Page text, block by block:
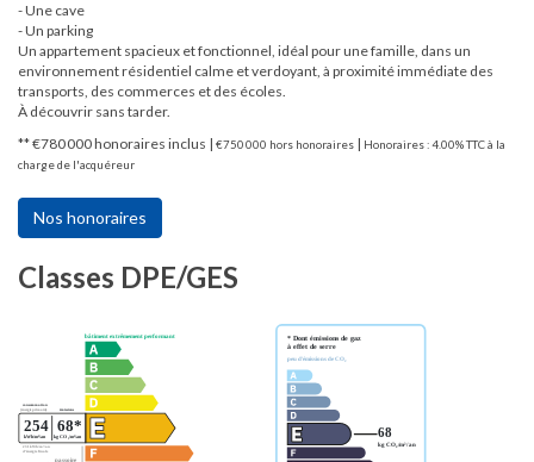
- Une cave
- Un parking
Un appartement spacieux et fonctionnel, idéal pour une famille, dans un
environnement résidentiel calme et verdoyant, à proximité immédiate des
transports, des commerces et des écoles.
À découvrir sans tarder.
** €780 000honoraires inclus | €750 000 hors honoraires | Honoraires : 4.00% TTC à la
charge de l'acquéreur
Nos honoraires
Classes DPE/GES